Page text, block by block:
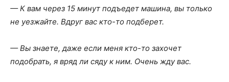
— К вам через 15 минут подъедет машина, вы только
не уезжайте. Вдруг вас кто-то подберет.
— Вы знаете, даже если меня кто-то захочет
подобрать, я вряд ли сяду к ним. Очень жду вас.